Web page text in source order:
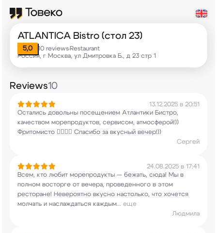
ATLANTICA Bistro (стол 23)
5,0 10 reviews•Restaurant
Россия, г Москва, ул Дмитровка Б., д 23 стр 1
Reviews10
13.12.2025 в 20:51
Остались довольны посещением Атлантики Бистро,
качеством морепродуктов, сервисом, атмосферой!))
Фритомисто 😮‍💨👍🏻 Спасибо за вкусный вечер!))
Сергей
24.08.2025 в 17:41
Всем, кто любит морепродукты — бежать, сюда! Мы в
полном восторге от вечера, проведенного в этом
ресторане! Невероятно вкусно настолько, что хочется
молчать и наслаждаться каждым... еще
Людмила